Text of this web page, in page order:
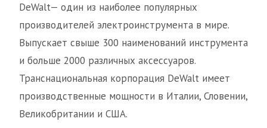
DeWalt— один из наиболее популярных
производителей электроинструмента в мире.
Выпускает свыше 300 наименований инструмента
и больше 2000 различных аксессуаров.
Транснациональная корпорация DeWalt имеет
производственные мощности в Италии, Словении,
Великобритании и США.